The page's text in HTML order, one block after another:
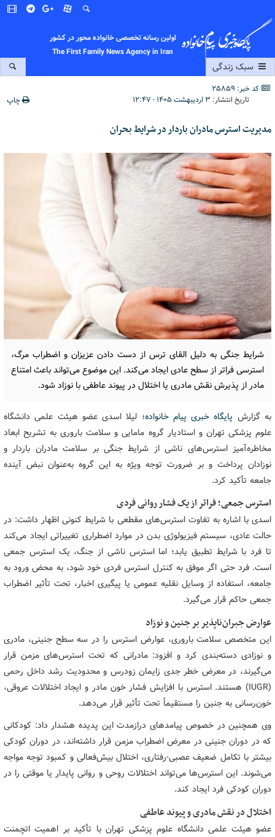
اولین رسانه تخصصی خانواده محور در کشور
The First Family News Agency in Iran
سبک زندگی
کد خبر: 25859
تاریخ انتشار:۳ اردیبهشت ۱۴۰۵ - ۱۲:۴۷ چاپ
مدیریت استرس مادران باردار در شرایط بحران
شرایط جنگی به دلیل القای ترس از دست دادن عزیزان و اضطراب مرگ،
استرسی فراتر از سطح عادی ایجاد می‌کند. این موضوع می‌تواند باعث امتناع
مادر از پذیرش نقش مادری یا اختلال در پیوند عاطفی با نوزاد شود.
به گزارش پایگاه خبری پیام خانواده؛ لیلا اسدی عضو هیئت علمی دانشگاه
علوم پزشکی تهران و استادیار گروه مامایی و سلامت باروری به تشریح ابعاد
مخاطره‌آمیز استرس‌های ناشی از شرایط جنگی بر سلامت مادران باردار و
نوزادان پرداخت و بر ضرورت توجه ویژه به این گروه به‌عنوان نبض آینده
جامعه تأکید کرد.
استرس جمعی؛ فراتر از یک فشار روانی فردی
اسدی با اشاره به تفاوت استرس‌های مقطعی با شرایط کنونی اظهار داشت: در
حالت عادی، سیستم فیزیولوژی بدن در موارد اضطراری تغییراتی ایجاد می‌کند
تا فرد با شرایط تطبیق یابد؛ اما استرس ناشی از جنگ، یک استرس جمعی
است. فرد حتی اگر موفق به کنترل استرس فردی خود شود، به محض ورود به
جامعه، استفاده از وسایل نقلیه عمومی یا پیگیری اخبار، تحت تأثیر اضطراب
جمعی حاکم قرار می‌گیرد.
عوارض جبران‌ناپذیر بر جنین و نوزاد
این متخصص سلامت باروری، عوارض استرس را در سه سطح جنینی، مادری
و نوزادی دسته‌بندی کرد و افزود: مادرانی که تحت استرس‌های مزمن قرار
می‌گیرند، در معرض خطر جدی زایمان زودرس و محدودیت رشد داخل رحمی
(IUGR) هستند. استرس با افزایش فشار خون مادر و ایجاد اختلالات عروقی،
خون‌رسانی به جنین را مستقیماً تحت تأثیر قرار می‌دهد.
وی همچنین در خصوص پیامدهای درازمدت این پدیده هشدار داد: کودکانی
که در دوران جنینی در معرض اضطراب مزمن قرار داشته‌اند، در دوران کودکی
بیشتر با تکامل ضعیف عصبی-رفتاری، اختلال بیش‌فعالی و کمبود توجه مواجه
می‌شوند. این استرس‌ها می‌تواند اختلالات روحی و روانی پایدار یا موقتی را در
دوران کودکی فرد ایجاد کند.
اختلال در نقش مادری و پیوند عاطفی
عضو هیئت علمی دانشگاه علوم پزشکی تهران با تأکید بر اهمیت اتچمنت